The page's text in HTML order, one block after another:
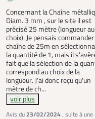
Concernant la Chaîne
Diam. 3 mm , sur le site il est
précisé 25 mètre (longueur au
choix). Je pensais
chaîne de 25m en
la quantité de 1, mais il
fait que la sélection de la
correspond au choix de la
longueur. J'ai donc reçu qu'un
mètre de ch...
voir plus
Avis du23/02/2024, suite à une